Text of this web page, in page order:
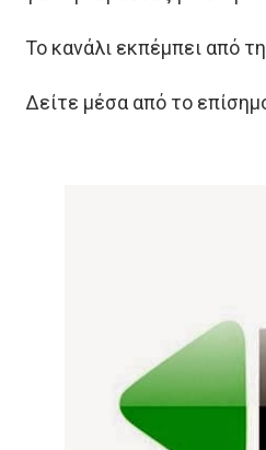
Το κανάλι εκπέμπει από
Δείτε μέσα από το